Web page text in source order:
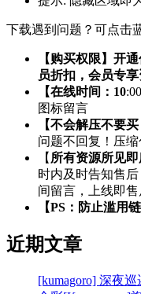
下载遇到问题？可点击
【购买权限】开
员折扣，会员专
【在线时间：10
图标留言
【不会解压不要买
问题不回复！压
【 所有资源所见
时内及时告知售
间留言，上线即售
【PS：防止滥用
近期文章
[kumagoro] 深夜